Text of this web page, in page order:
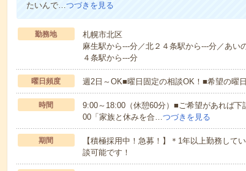
たいんで…つづきを見る
勤務地
札幌市北区
麻生駅から---分／北２４条駅から---分／あい
４条駅から---分
曜日頻度 週2日～OK■曜日固定の相談OK！■希望の曜
時間
9:00～18:00（休憩60分）■ご希望があれば
00「家族と休みを合…つづきを見る
期間
【積極採用中！急募！】＊1年以上勤務して
談可能です！